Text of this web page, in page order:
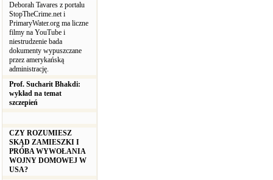
Deborah Tavares z portalu
StopTheCrime.net i
PrimaryWater.org ma liczne
filmy na YouTube i
niestrudzenie bada
dokumenty wypuszczane
przez amerykańską
administrację.
Prof. Sucharit Bhakdi:
wykład na temat
szczepień
CZY ROZUMIESZ
SKĄD ZAMIESZKI I
PRÓBA WYWOŁANIA
WOJNY DOMOWEJ W
USA?